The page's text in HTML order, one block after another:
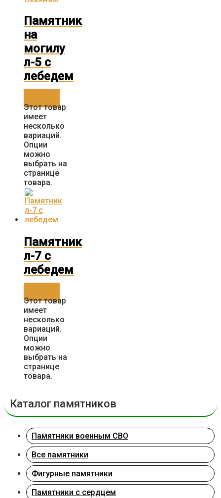
Памятник
на
могилу
л-5 с
лебедем
Этот товар
имеет
несколько
вариаций.
Опции
можно
выбрать на
странице
товара.
Памятник
л-7 с
лебедем
Этот товар
имеет
несколько
вариаций.
Опции
можно
выбрать на
странице
товара.
Каталог памятников
Памятники военным СВО
Все памятники
Фигурные памятники
Памятники с сердцем